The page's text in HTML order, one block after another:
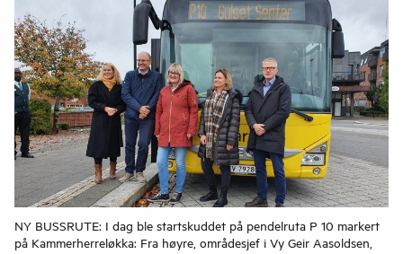
NY BUSSRUTE: I dag ble startskuddet på pendelruta P 10 markert
på Kammerherreløkka: Fra høyre, områdesjef i Vy Geir Aasoldsen,